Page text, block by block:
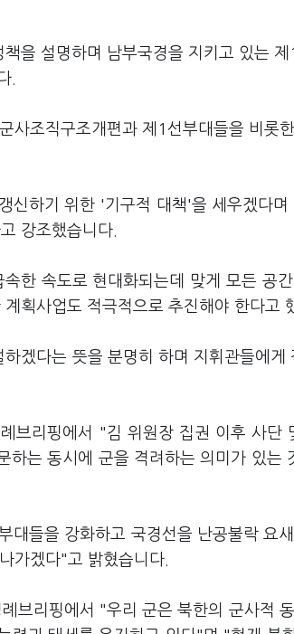
을 설명하며 남부국경을 지키고 있는
.
사조직구조개편과 제1선부대들을 비롯
신하기 위한 '기구적 대책'을 세우겠다며
강조했습니다.
한 속도로 현대화되는데 맞게 모든 공
획사업도 적극적으로 추진해야 한다고
겠다는 뜻을 분명히 하며 지휘관들에게
브리핑에서 "김 위원장 집권 이후 사단
는 동시에 군을 격려하는 의미가 있는
들을 강화하고 국경선을 난공불락 요
가겠다"고 밝혔습니다.
브리핑에서 "우리 군은 북한의 군사적